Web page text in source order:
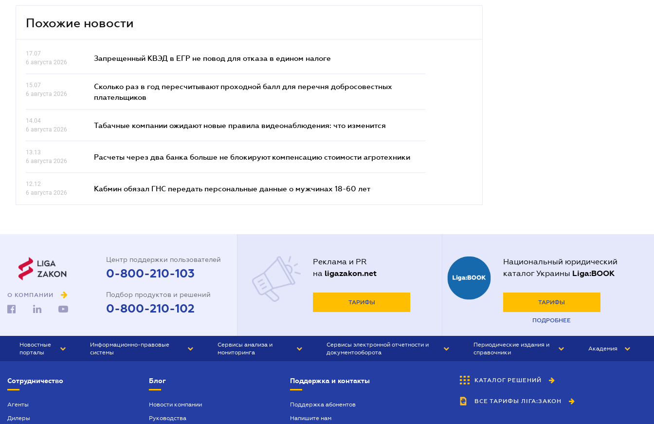
Похожие новости
17.07
6 августа 2026
Запрещенный КВЭД в ЕГР не повод для отказа в едином налоге
15.07
6 августа 2026
Сколько раз в год пересчитывают проходной балл для перечня добросовестных
плательщиков
14.04
6 августа 2026
Табачные компании ожидают новые правила видеонаблюдения: что изменится
13.13
6 августа 2026
Расчеты через два банка больше не блокируют компенсацию стоимости агротехники
12.12
6 августа 2026
Кабмин обязал ГНС передать персональные данные о мужчинах 18-60 лет
О КОМПАНИИ
Центр поддержки пользователей
0-800-210-103
Подбор продуктов и решений
0-800-210-102
Реклама и PR
на ligazakon.net
ТАРИФЫ
Национальный юридический
каталог Украины Liga:BOOK
ТАРИФЫ
ПОДРОБНЕЕ
Новостные
порталы
БИЗНЕС
Информационно-правовые
системы
БУХГАЛТЕР ПРОФ
Сервисы анализа и
мониторинга
Сервисы электронной отчетности и
документооборота
Периодические издания и
справочники
БУХГАЛТЕР&ЗАКОН
ВЕСТНИК МСФО
Академия
Сотрудничество
Агенты
Дилеры
Блог
Новости компании
Руководства
Поддержка и контакты
Поддержка абонентов
Напишите нам
КАТАЛОГ РЕШЕНИЙ
ВСЕ ТАРИФЫ ЛІГА:ЗАКОН